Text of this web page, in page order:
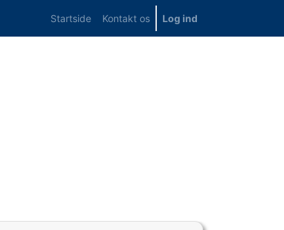
Startside Kontakt os Log ind